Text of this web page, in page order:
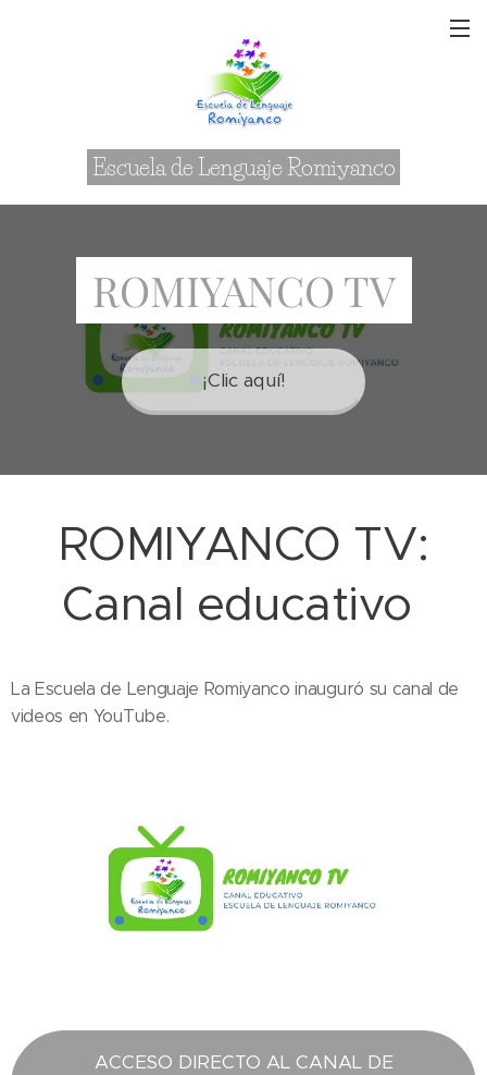
Escuela de Lenguaje Romiyanco
ROMIYANCO TV
¡Clic aquí!
ROMIYANCO TV:
Canal educativo
La Escuela de Lenguaje Romiyanco inauguró su canal de
videos en YouTube.
ACCESO DIRECTO AL CANAL DE